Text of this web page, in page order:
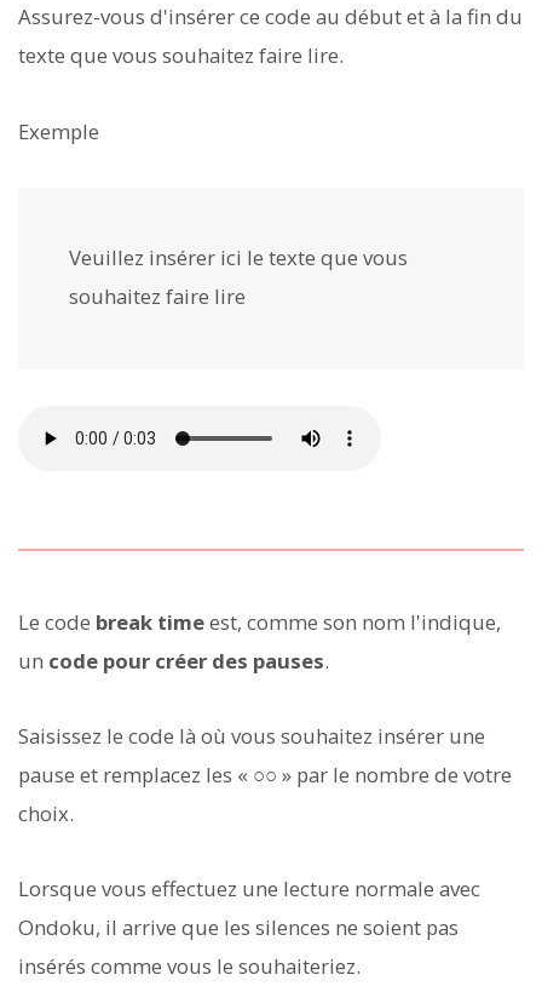
Assurez-vous d'insérer ce code au début et à la fin du
texte que vous souhaitez faire lire.
Exemple
Veuillez insérer ici le texte que vous
souhaitez faire lire
Le code break timeest, comme son nom l'indique,
un code pour créer des pauses.
Saisissez le code là où vous souhaitez insérer une
pause et remplacez les « ○○ » par le nombre de votre
choix.
Lorsque vous effectuez une lecture normale avec
Ondoku, il arrive que les silences ne soient pas
insérés comme vous le souhaiteriez.